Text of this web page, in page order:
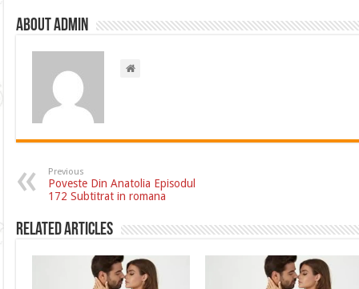
About admin
Previous
Poveste Din Anatolia Episodul
172 Subtitrat in romana
Related Articles